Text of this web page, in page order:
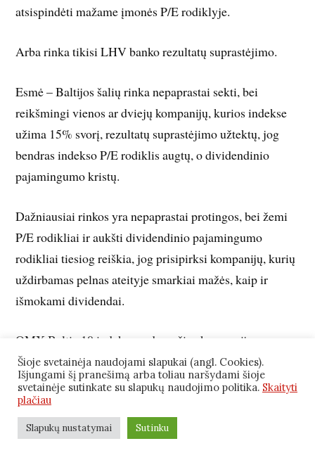
atsispindėti mažame įmonės P/E rodiklyje.
Arba rinka tikisi LHV banko rezultatų suprastėjimo.
Esmė – Baltijos šalių rinka nepaprastai sekti, bei
reikšmingi vienos ar dviejų kompanijų, kurios indekse
užima 15% svorį, rezultatų suprastėjimo užtektų, jog
bendras indekso P/E rodiklis augtų, o dividendinio
pajamingumo kristų.
Dažniausiai rinkos yra nepaprastai protingos, bei žemi
P/E rodikliai ir aukšti dividendinio pajamingumo
rodikliai tiesiog reiškia, jog prisipirksi kompanijų, kurių
uždirbamas pelnas ateityje smarkiai mažės, kaip ir
išmokami dividendai.
OMX Baltic 10 indeksą sudarančios kompanijos,
galimai, tiesiog neturi šviesios ateities, bei šis faktas
atsispindi indekso vertės rodikliuose.
3.2 Politinė rizika
Šioje svetainėja naudojami slapukai (angl. Cookies).
Išjungami šį pranešimą arba toliau naršydami šioje
svetainėje sutinkate su slapukų naudojimo politika. Skaityti
plačiau
Slapukų nustatymai Sutinku